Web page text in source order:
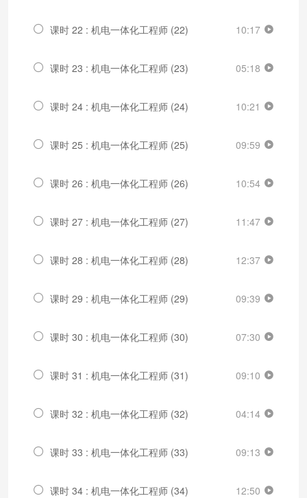
课时 22 : 机电一体化工程师 (22) 10:17
课时 23 : 机电一体化工程师 (23) 05:18
课时 24 : 机电一体化工程师 (24) 10:21
课时 25 : 机电一体化工程师 (25) 09:59
课时 26 : 机电一体化工程师 (26) 10:54
课时 27 : 机电一体化工程师 (27) 11:47
课时 28 : 机电一体化工程师 (28) 12:37
课时 29 : 机电一体化工程师 (29) 09:39
课时 30 : 机电一体化工程师 (30) 07:30
课时 31 : 机电一体化工程师 (31) 09:10
课时 32 : 机电一体化工程师 (32) 04:14
课时 33 : 机电一体化工程师 (33) 09:13
课时 34 : 机电一体化工程师 (34) 12:50